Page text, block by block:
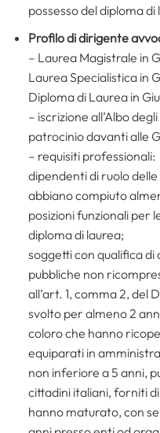
possesso del diploma di
Profilo didirigente
– Laurea Magistrale in
Laurea Specialistica in
Diploma di Laurea in
– iscrizione all’Albo
patrocinio davanti alle
– requisiti professionali:
dipendenti di ruolo
abbiano compiuto
posizioni funzionali per
diploma di laurea;
soggetti con qualifica
pubbliche non
all’art. 1, comma 2, del
svolto per almeno 2
coloro che hanno
equiparati in
non inferiore a 5 anni,
cittadini italiani, forniti
hanno maturato, con